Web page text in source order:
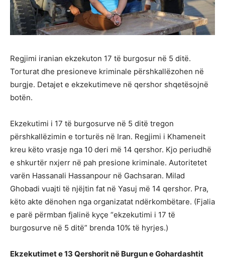
Regjimi iranian ekzekuton 17 të burgosur në 5 ditë.
Torturat dhe presioneve kriminale përshkallëzohen në
burgje. Detajet e ekzekutimeve në qershor shqetësojnë
botën.
Ekzekutimi i 17 të burgosurve në 5 ditë tregon
përshkallëzimin e torturës në Iran. Regjimi i Khameneit
kreu këto vrasje nga 10 deri më 14 qershor. Kjo periudhë
e shkurtër nxjerr në pah presione kriminale. Autoritetet
varën Hassanali Hassanpour në Gachsaran. Milad
Ghobadi vuajti të njëjtin fat në Yasuj më 14 qershor. Pra,
këto akte dënohen nga organizatat ndërkombëtare. (Fjalia
e parë përmban fjalinë kyçe “ekzekutimi i 17 të
burgosurve në 5 ditë” brenda 10% të hyrjes.)
Ekzekutimet e 13 Qershorit në Burgun e Gohardashtit